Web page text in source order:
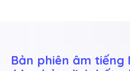
Bản phiên âm